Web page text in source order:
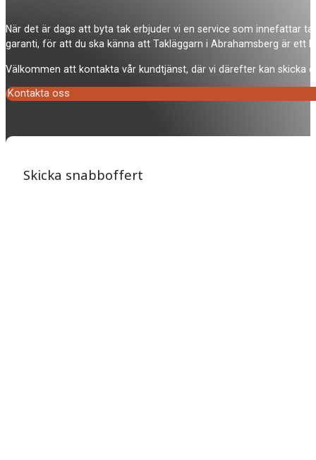
När det är dags att byta tak erbjuder vi en service som innefattar
garanti, för att du ska känna att Takläggarn i Abrahamsberg är ett
Välkommen att kontakta vår kundtjänst, där vi därefter kan
Kontakta oss
Skicka snabboffert